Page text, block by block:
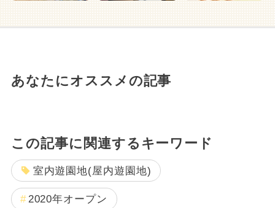
あなたにオススメの記事
この記事に関連するキーワード
室内遊園地(屋内遊園地)
2020年オープン